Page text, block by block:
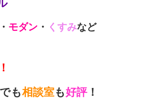
・ モダン ・ くすみなど
も相談室も好評！